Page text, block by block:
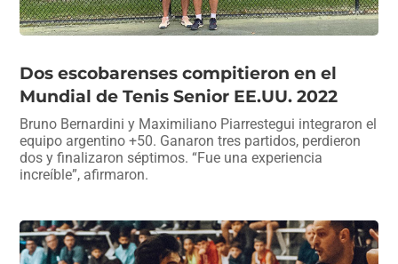
Dos escobarenses compitieron en el
Mundial de Tenis Senior EE.UU. 2022
Bruno Bernardini y Maximiliano Piarrestegui integraron el
equipo argentino +50. Ganaron tres partidos, perdieron
dos y finalizaron séptimos. “Fue una experiencia
increíble”, afirmaron.